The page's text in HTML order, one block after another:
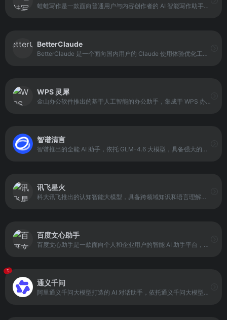
蛙蛙写作是一款面向普通用户与内容创作者的 AI 智能写作助手，主打“快速生成文本与提升写作效率”。它通过 AI 模型辅助用户进行文章创作、文案生成与内容改写，适合需要快速产出文字内容的场景。平台的核心目标是让写作变得更简单，减少用户在构思与表达上的时间投入。
BetterClaude
BetterClaude 是一个面向国内用户的 Claude 使用体验优化工具，旨在提供更稳定、更顺畅的访问通道。它在国内已有的公益站点基础上，针对网络环境与线路限制等问题进行优化，以减少访问中断、提升加载速度与使用稳定性。
WPS 灵犀
金山办公软件推出的基于人工智能的办公助手，集成于 WPS 办公套件中。平台通过 DeepSeek-R1 等大语言模型，支持文档生成、文本优化、表格分析及数据处理功能。
智谱清言
智谱推出的全能 AI 助手，依托 GLM-4.6 大模型，具备强大的语言理解和多模态处理能力。平台支持精通对话、写作与编程，同时能够理解图像和文档内容，为用户提供智能答疑、创意激发及任务辅助服务。
讯飞星火
科大讯飞推出的认知智能大模型，具备跨领域知识和语言理解能力。平台支持自然语言交互，能够执行任务、回答问题、进行逻辑推理、数学题解答，以及代码理解与编写等操作。
百度文心助手
百度文心助手是一款面向个人和企业用户的智能 AI 助手平台，集文字创作、图片创作、AI 阅读、智能问答及智能体应用于一体。平台通过「灵感探索」功能深入剖析问题核心，帮助用户高效解决复杂任务，同时启发创意，提升学习与办公效率。
T
通义千问
阿里通义千问大模型打造的 AI 对话助手，依托通义千问大模型能力，提供问答、写作、代码、翻译、录音、PPT 创作、文档处理及音视频速读等多功能服务。